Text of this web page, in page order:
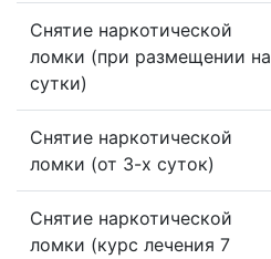
Снятие наркотической
ломки (при размещении на
сутки)
Снятие наркотической
ломки (от 3-х суток)
Снятие наркотической
ломки (курс лечения 7